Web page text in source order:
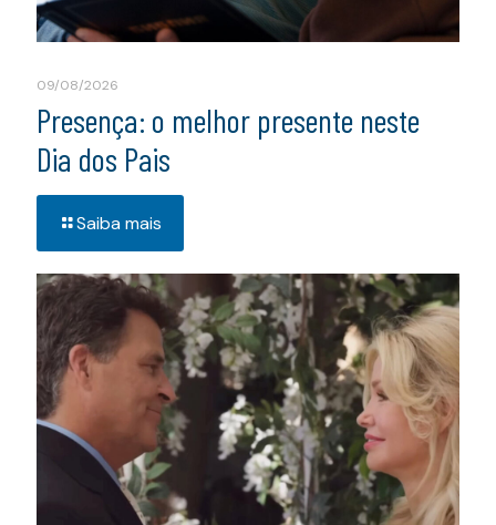
09/08/2026
Presença: o melhor presente neste
Dia dos Pais
Saiba mais